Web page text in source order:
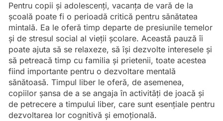
Pentru copii și adolescenți, vacanța de vară de la
școală poate fi o perioadă critică pentru sănătatea
mintală. Ea le oferă timp departe de presiunile temelor
și de stresul social al vieții școlare. Această pauză îi
poate ajuta să se relaxeze, să își dezvolte interesele și
să petreacă timp cu familia și prietenii, toate acestea
fiind importante pentru o dezvoltare mentală
sănătoasă. Timpul liber le oferă, de asemenea,
copiilor șansa de a se angaja în activități de joacă și
de petrecere a timpului liber, care sunt esențiale pentru
dezvoltarea lor cognitivă și emoțională.